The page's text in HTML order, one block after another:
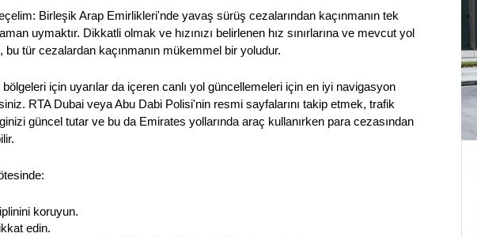
Birleşik Arap Emirlikleri'nde yavaş sürüş cezalarından kaçınmanın tek
uymaktır. Dikkatli olmak ve hızınızı belirlenen hız sınırlarına ve mevcut yol
bu tür cezalardan kaçınmanın mükemmel bir yoludur.
bölgeleri için uyarılar da içeren canlı yol güncellemeleri için en iyi navigasyon
RTA Dubai veya Abu Dabi Polisi'nin resmi sayfalarını takip etmek, trafik
güncel tutar ve bu da Emirates yollarında araç kullanırken para cezasından
koruyun.
edin.